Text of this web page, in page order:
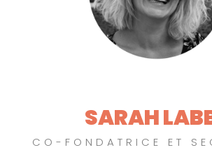
SARAH
CO-FONDATRICE ET